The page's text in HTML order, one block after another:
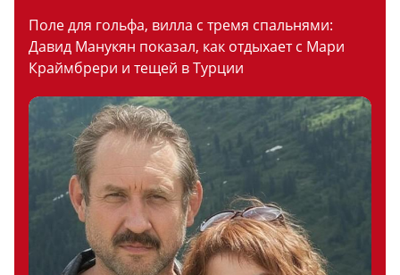
Поле для гольфа, вилла с тремя спальнями:
Давид Манукян показал, как отдыхает с Мари
Краймбрери и тещей в Турции